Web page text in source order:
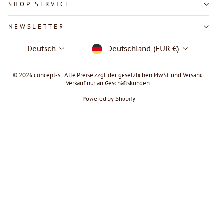
SHOP SERVICE
NEWSLETTER
SPRACHE
Deutsch WÄHRUNG
Deutschland (EUR €)
© 2026 concept-s | Alle Preise zzgl. der gesetzlichen MwSt. und Versand.
Verkauf nur an Geschäftskunden.
Powered by Shopify